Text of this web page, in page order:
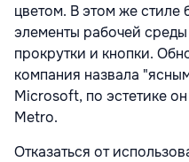
цветом. В этом же стиле
элементы рабочей
прокрутки и кнопки.
компания назвала
Microsoft, по эстетике
Metro.
Отказаться от